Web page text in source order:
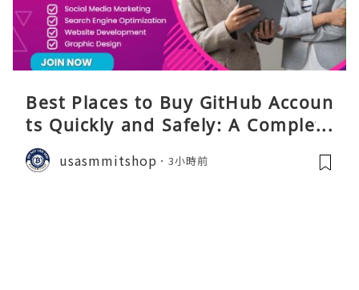
Best Places to Buy GitHub Accoun
ts Quickly and Safely: A Complete
Guide
usasmmitshop 3小時前